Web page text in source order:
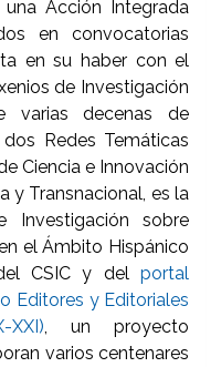
una Acción Integrada
en convocatorias
en su haber con el
de Investigación
varias decenas de
Redes Temáticas
Ciencia e Innovación
y Transnacional, es la
Investigación sobre
el Ámbito Hispánico
del CSIC y delportal
Editores y Editoriales
XXI), un proyecto
varios centenares